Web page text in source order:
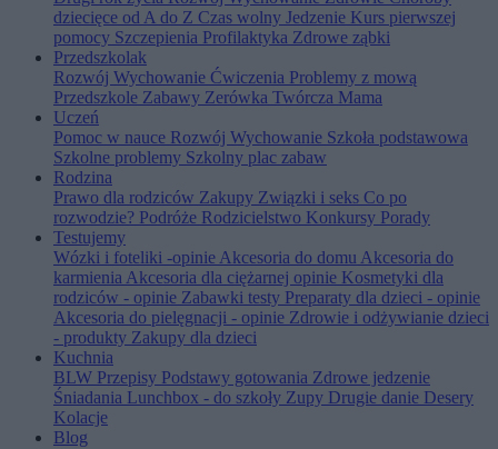
dziecięce od A do Z Czas wolny Jedzenie Kurs pierwszej
pomocy Szczepienia Profilaktyka Zdrowe ząbki
Przedszkolak
Rozwój Wychowanie Ćwiczenia Problemy z mową
Przedszkole Zabawy Zerówka Twórcza Mama
Uczeń
Pomoc w nauce Rozwój Wychowanie Szkoła podstawowa
Szkolne problemy Szkolny plac zabaw
Rodzina
Prawo dla rodziców Zakupy Związki i seks Co po
rozwodzie? Podróże Rodzicielstwo Konkursy Porady
Testujemy
Wózki i foteliki -opinieAkcesoria do domu Akcesoria do
karmieniaAkcesoria dla ciężarnej opinie Kosmetyki dla
rodziców - opinie Zabawki testy Preparaty dla dzieci - opinie
Akcesoria do pielęgnacji - opinie Zdrowie i odżywianie dzieci
- produkty Zakupy dla dzieci
Kuchnia
BLW Przepisy Podstawy gotowania Zdrowe jedzenie
Śniadania Lunchbox - do szkoły Zupy Drugie danie Desery
Kolacje
Blog